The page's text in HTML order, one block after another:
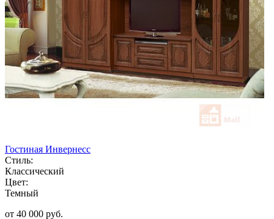
Гостиная Инвернесс
Стиль:
Классический
Цвет:
Темный
от 40 000 руб.